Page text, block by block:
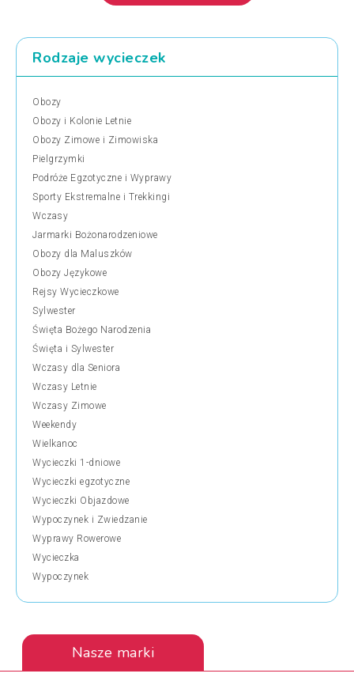
Rodzaje wycieczek
Obozy
Obozy i Kolonie Letnie
Obozy Zimowe i Zimowiska
Pielgrzymki
Podróże Egzotyczne i Wyprawy
Sporty Ekstremalne i Trekkingi
Wczasy
Jarmarki Bożonarodzeniowe
Obozy dla Maluszków
Obozy Językowe
Rejsy Wycieczkowe
Sylwester
Święta Bożego Narodzenia
Święta i Sylwester
Wczasy dla Seniora
Wczasy Letnie
Wczasy Zimowe
Weekendy
Wielkanoc
Wycieczki 1-dniowe
Wycieczki egzotyczne
Wycieczki Objazdowe
Wypoczynek i Zwiedzanie
Wyprawy Rowerowe
Wycieczka
Wypoczynek
Nasze marki